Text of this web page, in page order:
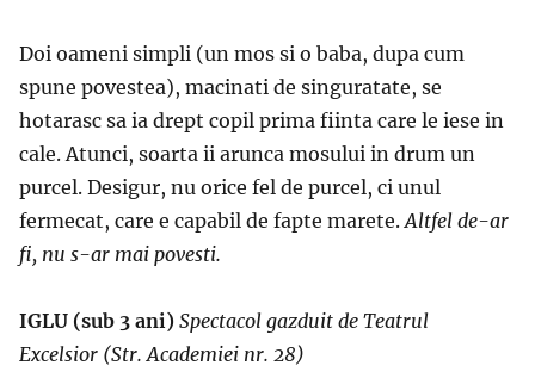
Doi oameni simpli (un mos si o baba, dupa cum
spune povestea), macinati de singuratate, se
hotarasc sa ia drept copil prima fiinta care le iese in
cale. Atunci, soarta ii arunca mosului in drum un
purcel. Desigur, nu orice fel de purcel, ci unul
fermecat, care e capabil de fapte marete. Altfel de-ar
fi, nu s-ar mai povesti.
IGLU (sub 3 ani) Spectacol gazduit de Teatrul
Excelsior (Str. Academiei nr. 28)